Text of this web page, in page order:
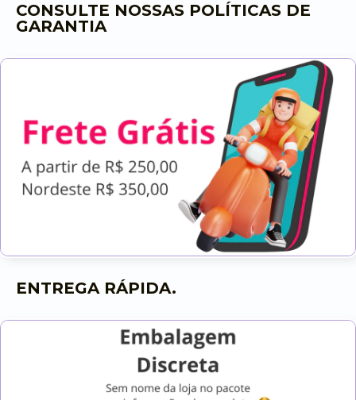
CONSULTE NOSSAS POLÍTICAS DE
GARANTIA
ENTREGA RÁPIDA.